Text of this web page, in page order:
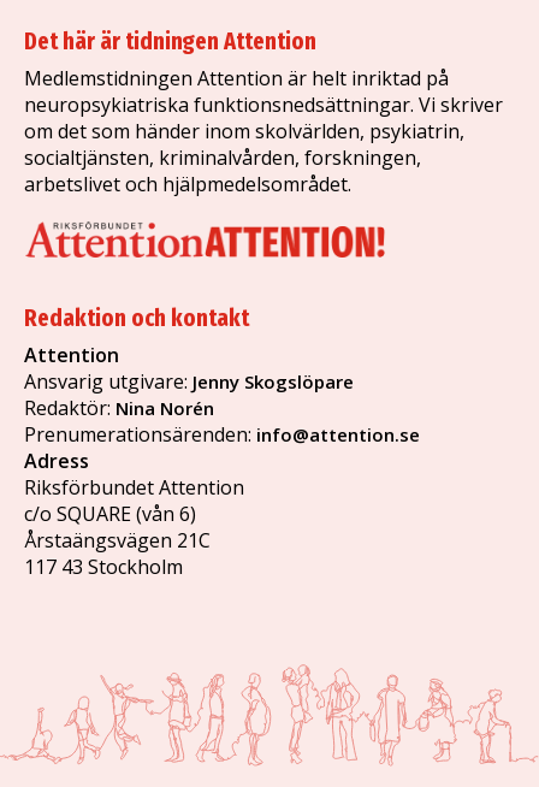
Det här är tidningen Attention
Medlemstidningen Attention är helt inriktad på
neuropsykiatriska funktionsnedsättningar. Vi skriver
om det som händer inom skolvärlden, psykiatrin,
socialtjänsten, kriminalvården, forskningen,
arbetslivet och hjälpmedelsområdet.
Redaktion och kontakt
Attention
Ansvarig utgivare: Jenny Skogslöpare
Redaktör: Nina Norén
Prenumerationsärenden: info@attention.se
Adress
Riksförbundet Attention
c/o SQUARE (vån 6)
Årstaängsvägen 21C
117 43 Stockholm